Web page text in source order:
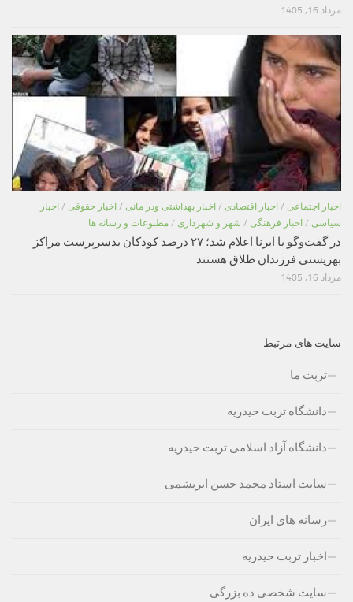
مرداد 16, 1405
اخبار اجتماعی / اخبار اقتصادی / اخبار بهداشتی ودر مانی / اخبار حقوقی / اخبار
سیاسی / اخبار فرهنگی / شهر و شهرداری / مطبوعات و رسانه ها
در گفت‌وگو با ایرنا اعلام شد؛ ۲۷ درصد کودکان بدسرپرست مراکز
بهزیستی فرزندان طلاق هستند
مرداد 16, 1405
سایت های مرتبط
تربت ما
دانشگاه تربت حیدریه
دانشگاه آزاد اسلامی تربت حیدریه
سایت استاد محمد حسن ابریشمی
رسانه های ایران
اخبار تربت حیدریه
سایت شخصی ده بزرگی